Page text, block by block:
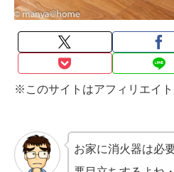
※このサイトはアフィリエイト
お家に消火器は必